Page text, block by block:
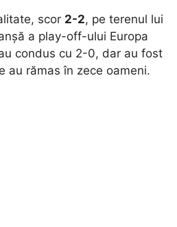
scor 2-2, pe terenul lui
a play-off-ului Europa
condus cu 2-0, dar au fost
au rămas în zece oameni.